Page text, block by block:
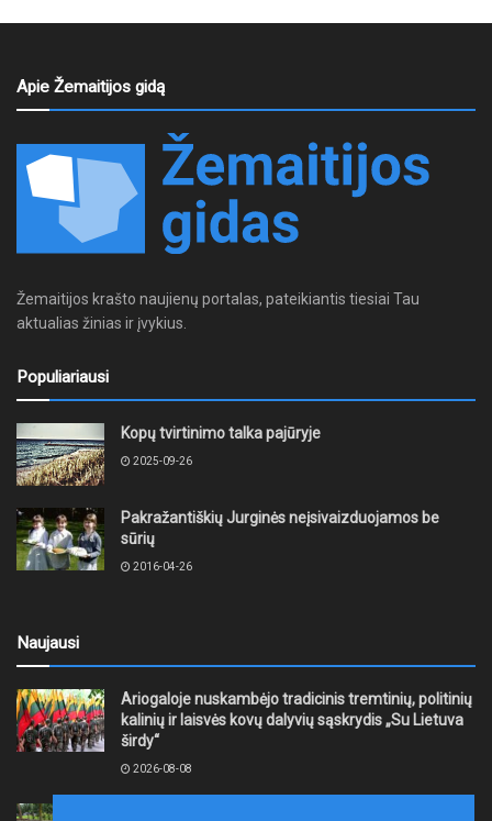
Apie Žemaitijos gidą
Žemaitijos krašto naujienų portalas, pateikiantis tiesiai Tau
aktualias žinias ir įvykius.
Populiariausi
Kopų tvirtinimo talka pajūryje
2025-09-26
Pakražantiškių Jurginės neįsivaizduojamos be
sūrių
2016-04-26
Naujausi
Ariogaloje nuskambėjo tradicinis tremtinių, politinių
kalinių ir laisvės kovų dalyvių sąskrydis „Su Lietuva
širdy“
2026-08-08